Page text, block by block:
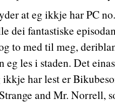
at eg ikkje har PC
dei fantastiske
to med til meg,
eg les i staden. Det
ikkje har lest er
and Mr. Norrell,